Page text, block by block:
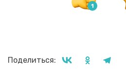
Поделиться: